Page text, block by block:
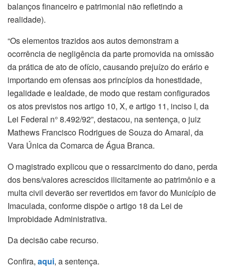
balanços financeiro e patrimonial não refletindo a
realidade).
“Os elementos trazidos aos autos demonstram a
ocorrência de negligência da parte promovida na omissão
da prática de ato de ofício, causando prejuízo do erário e
importando em ofensas aos princípios da honestidade,
legalidade e lealdade, de modo que restam configurados
os atos previstos nos artigo 10, X, e artigo 11, inciso I, da
Lei Federal n° 8.492/92”, destacou, na sentença, o juiz
Mathews Francisco Rodrigues de Souza do Amaral, da
Vara Única da Comarca de Água Branca.
O magistrado explicou que o ressarcimento do dano, perda
dos bens/valores acrescidos ilicitamente ao patrimônio e a
multa civil deverão ser revertidos em favor do Município de
Imaculada, conforme dispõe o artigo 18 da Lei de
Improbidade Administrativa.
Da decisão cabe recurso.
Confira, aqui, a sentença.